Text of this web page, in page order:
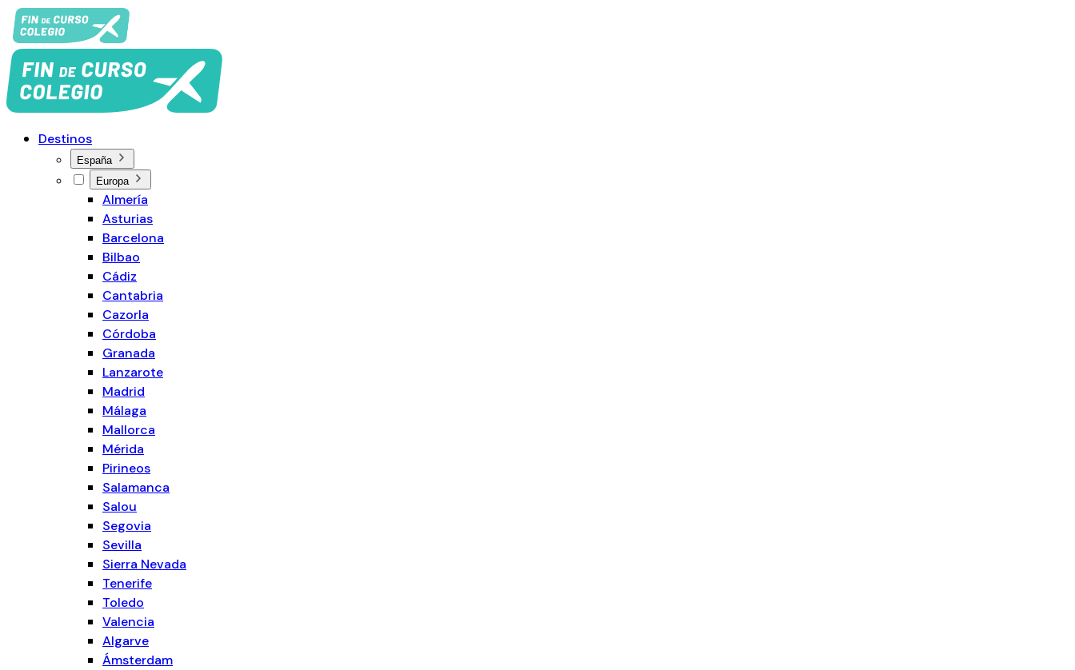
Destinos
España
Europa
Almería
Asturias
Barcelona
Bilbao
Cádiz
Cantabria
Cazorla
Córdoba
Granada
Lanzarote
Madrid
Málaga
Mallorca
Mérida
Pirineos
Salamanca
Salou
Segovia
Sevilla
Sierra Nevada
Tenerife
Toledo
Valencia
Algarve
Ámsterdam